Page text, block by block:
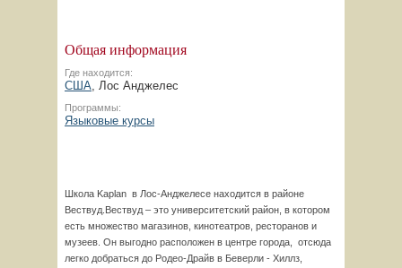
Общая информация
Где находится:
США, Лос Анджелес
Программы:
Языковые курсы
Школа Kaplan в Лос-Анджелесе находится в районе
Вествуд.Вествуд – это университетский район, в котором
есть множество магазинов, кинотеатров, ресторанов и
музеев. Он выгодно расположен в центре города, отсюда
легко добраться до Родео-Драйв в Беверли - Хиллз,